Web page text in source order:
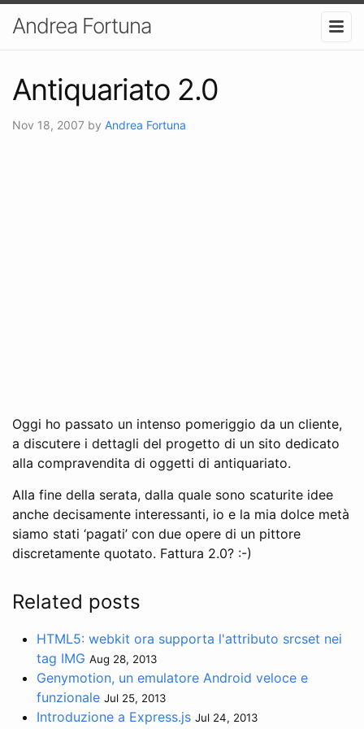
Andrea Fortuna
Antiquariato 2.0
Nov 18, 2007 by Andrea Fortuna
Oggi ho passato un intenso pomeriggio da un cliente,
a discutere i dettagli del progetto di un sito dedicato
alla compravendita di oggetti di antiquariato.
Alla fine della serata, dalla quale sono scaturite idee
anche decisamente interessanti, io e la mia dolce metà
siamo stati ‘pagati’ con due opere di un pittore
discretamente quotato. Fattura 2.0? :-)
Related posts
HTML5: webkit ora supporta l'attributo srcset nei
tag IMG Aug 28, 2013
Genymotion, un emulatore Android veloce e
funzionale Jul 25, 2013
Introduzione a Express.js Jul 24, 2013